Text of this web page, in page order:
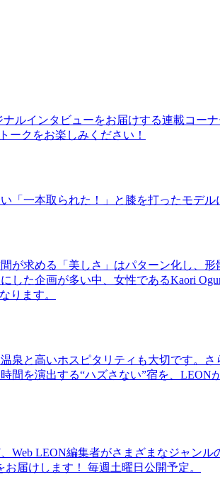
インタビューをお届けする連載コー
ークをお楽しみください！
一本取られた！」と膝を打ったモデル
求める「美しさ」はパターン化し、
た企画が多い中、女性であるKaori
ります。
と高いホスピタリティも大切です。
を演出する“ハズさない”宿を、LEON
LEON編集者がさまざまなジャン
届けします！ 毎週土曜日公開予定。